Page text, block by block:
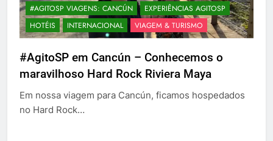
#AGITOSP VIAGENS: CANCÚN
EXPERIÊNCIAS AGITOSP
HOTÉIS
INTERNACIONAL VIAGEM & TURISMO
#AgitoSP em Cancún – Conhecemos o
maravilhoso Hard Rock Riviera Maya
Em nossa viagem para Cancún, ficamos hospedados
no Hard Rock…